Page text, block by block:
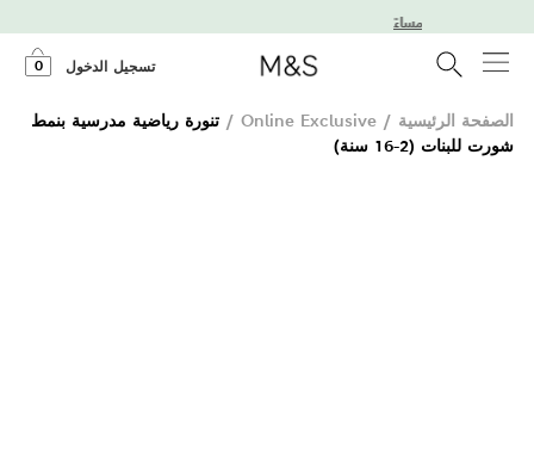
تسجيل الدخول 0
الصفحة الرئيسية /
Online Exclusive
/ تنورة رياضية مدرسية بنمط
شورت للبنات (2-16 سنة)